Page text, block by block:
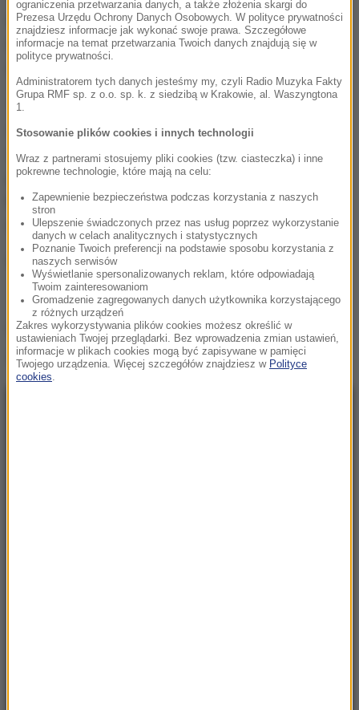
ale zostało mu ono odebrane. Groziła mu także
czteroletnia dyskwalifikacja, ale ostatecznie od niej
To była lekcja dla Shawna. Wciąż jest młodym
sportowcem i uczy się nie tylko, jak najlepiej
rywalizować na stadionie, ale także jak
przygotowywać się do zawodów
Kanadyjska Federacja Lekkoatletyczna w
oświadczeniu.
W Rio Barber zawiódł, zajął dopiero 10. miejsce.
(edbie)
Źródło: PAP
ograniczenia przetwarzania danych, a także złożenia skargi do
Prezesa Urzędu Ochrony Danych Osobowych. W polityce prywatności
znajdziesz informacje jak wykonać swoje prawa. Szczegółowe
informacje na temat przetwarzania Twoich danych znajdują się w
polityce prywatności.
Administratorem tych danych jesteśmy my, czyli Radio Muzyka Fakty
Grupa RMF sp. z o.o. sp. k. z siedzibą w Krakowie, al. Waszyngtona
1.
Stosowanie plików cookies i innych technologii
Wraz z partnerami stosujemy pliki cookies (tzw. ciasteczka) i inne
pokrewne technologie, które mają na celu:
Zapewnienie bezpieczeństwa podczas korzystania z naszych
stron
Ulepszenie świadczonych przez nas usług poprzez wykorzystanie
danych w celach analitycznych i statystycznych
Poznanie Twoich preferencji na podstawie sposobu korzystania z
naszych serwisów
Wyświetlanie spersonalizowanych reklam, które odpowiadają
Twoim zainteresowaniom
Gromadzenie zagregowanych danych użytkownika korzystającego
z różnych urządzeń
Zakres wykorzystywania plików cookies możesz określić w
ustawieniach Twojej przeglądarki. Bez wprowadzenia zmian ustawień,
informacje w plikach cookies mogą być zapisywane w pamięci
Twojego urządzenia. Więcej szczegółów znajdziesz w Polityce
cookies.